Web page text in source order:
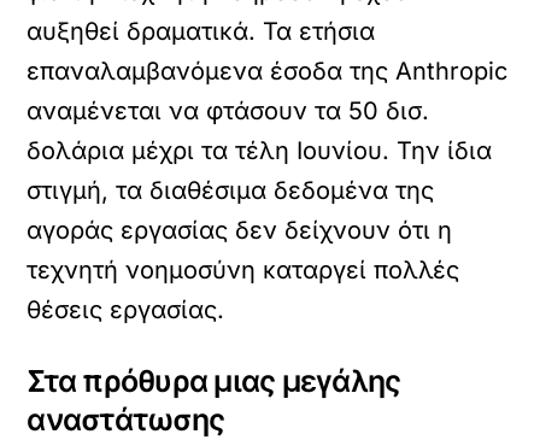
αυξηθεί δραματικά. Τα ετήσια
επαναλαμβανόμενα έσοδα της Anthropic
αναμένεται να φτάσουν τα 50 δισ.
δολάρια μέχρι τα τέλη Ιουνίου. Την ίδια
στιγμή, τα διαθέσιμα δεδομένα της
αγοράς εργασίας δεν δείχνουν ότι η
τεχνητή νοημοσύνη καταργεί πολλές
θέσεις εργασίας.
Στα πρόθυρα μιας μεγάλης
αναστάτωσης